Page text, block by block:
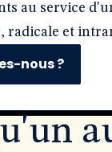
au service
radicale et
nous ?